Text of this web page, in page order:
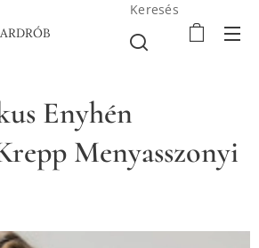
Keresés
Enyhén
Menyasszonyi